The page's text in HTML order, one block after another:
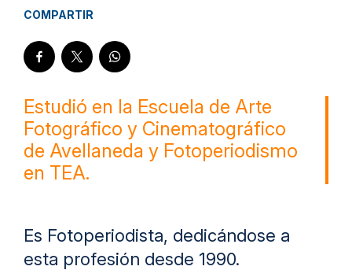
COMPARTIR
Estudió en la Escuela de Arte
Fotográfico y Cinematográfico
de Avellaneda y Fotoperiodismo
en TEA.
Es Fotoperiodista, dedicándose a
esta profesión desde 1990.